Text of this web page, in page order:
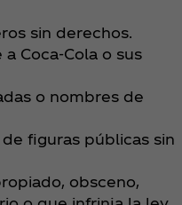
sin derechos.
Coca‑Cola o sus
o nombres de
figuras públicas sin
obsceno,